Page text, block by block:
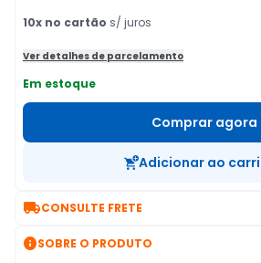
10x no cartão s/ juros
Ver detalhes de parcelamento
Em estoque
Comprar agora
Adicionar ao
CONSULTE FRETE
SOBRE O PRODUTO